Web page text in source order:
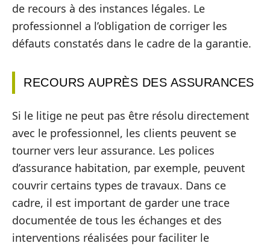
de recours à des instances légales. Le
professionnel a l’obligation de corriger les
défauts constatés dans le cadre de la garantie.
RECOURS AUPRÈS DES ASSURANCES
Si le litige ne peut pas être résolu directement
avec le professionnel, les clients peuvent se
tourner vers leur assurance. Les polices
d’assurance habitation, par exemple, peuvent
couvrir certains types de travaux. Dans ce
cadre, il est important de garder une trace
documentée de tous les échanges et des
interventions réalisées pour faciliter le